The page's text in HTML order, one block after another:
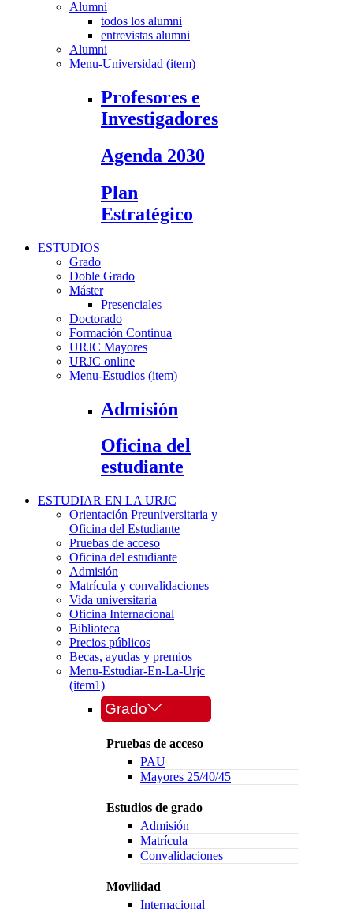
Alumni
todos los alumni
entrevistas alumni
Alumni
Menu-Universidad (item)
Profesores e
Investigadores
Agenda 2030
Plan
Estratégico
ESTUDIOS
Grado
Doble Grado
Máster
Presenciales
Doctorado
Formación Continua
URJC Mayores
URJC online
Menu-Estudios (item)
Admisión
Oficina del
estudiante
ESTUDIAR EN LA URJC
Orientación Preuniversitaria y
Oficina del Estudiante
Pruebas de acceso
Oficina del estudiante
Admisión
Matrícula y convalidaciones
Vida universitaria
Oficina Internacional
Biblioteca
Precios públicos
Becas, ayudas y premios
Menu-Estudiar-En-La-Urjc
(item1)
Grado
Pruebas de acceso
PAU
Mayores 25/40/45
Estudios de grado
Admisión
Matrícula
Convalidaciones
Movilidad
Internacional